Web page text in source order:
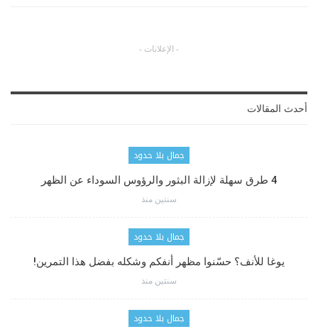
- الإعلانات -
أحدث المقالات
جمال بلا حدود
4 طرق سهلة لإزالة البثور والرؤوس السوداء عن الظهر
سنتين منذ
جمال بلا حدود
يوغا للأنف؟ حسّنوا مظهر أنفكم وشكله بفضل هذا التمرين!
سنتين منذ
جمال بلا حدود